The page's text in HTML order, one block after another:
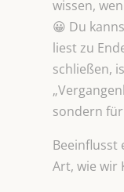
wissen,
😀 Du
liest zu
schließen,
sondern
Beeinflusst
Art, wie wir